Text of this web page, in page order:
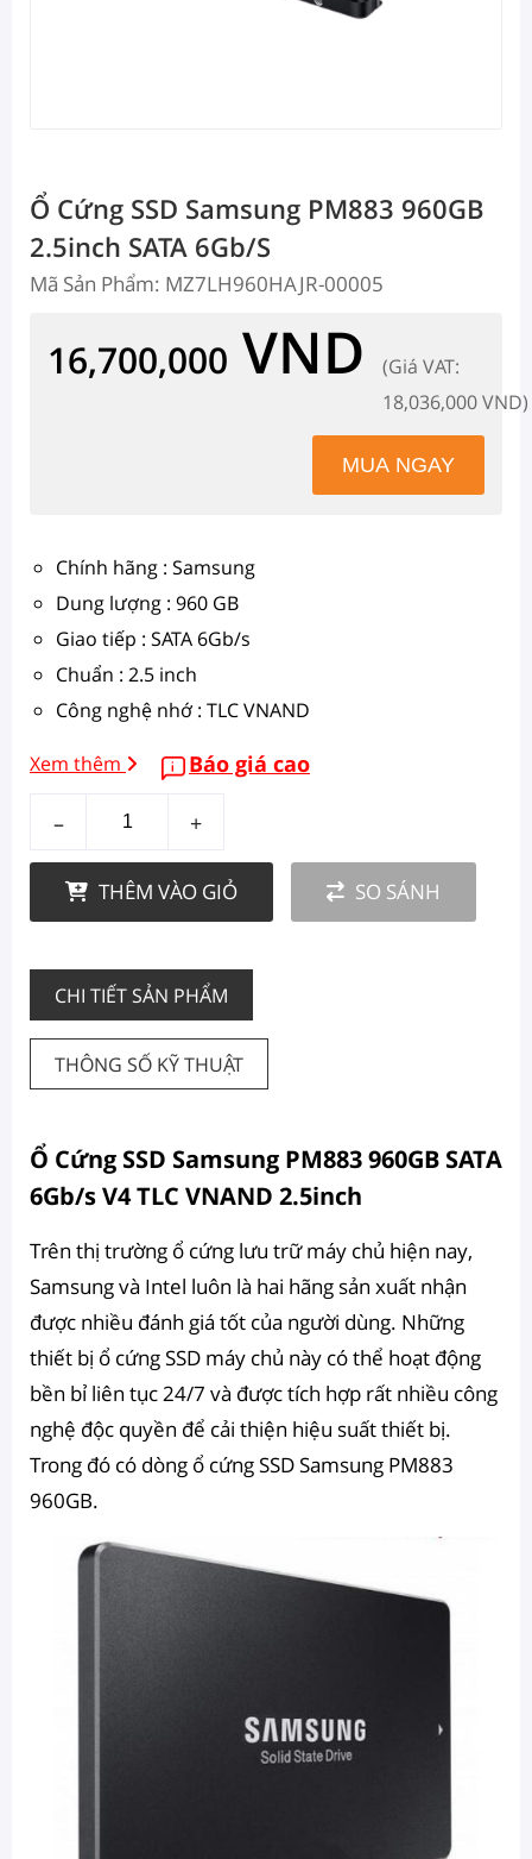
Ổ Cứng SSD Samsung PM883 960GB
2.5inch SATA 6Gb/s
Mã Sản Phẩm: MZ7LH960HAJR-00005
16,700,000 VND
(Giá VAT:
18,036,000 VND)
Chính hãng : Samsung
Dung lượng : 960 GB
Giao tiếp : SATA 6Gb/s
Chuẩn : 2.5 inch
Công nghệ nhớ : TLC VNAND
Xem thêm Báo giá cao
– +
THÊM VÀO GIỎ SO SÁNH
CHI TIẾT SẢN PHẨM
THÔNG SỐ KỸ THUẬT
Ổ Cứng SSD Samsung PM883 960GB SATA
6Gb/s V4 TLC VNAND 2.5inch
Trên thị trường ổ cứng lưu trữ máy chủ hiện nay,
Samsung và Intel luôn là hai hãng sản xuất nhận
được nhiều đánh giá tốt của người dùng. Những
thiết bị ổ cứng SSD máy chủ này có thể hoạt động
bền bỉ liên tục 24/7 và được tích hợp rất nhiều công
nghệ độc quyền để cải thiện hiệu suất thiết bị.
Trong đó có dòng ổ cứng SSD Samsung PM883
960GB.